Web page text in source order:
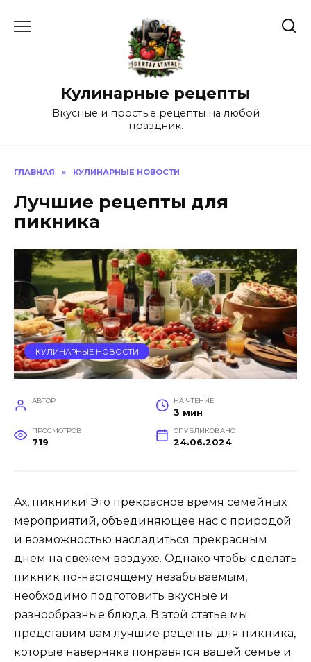
Кулинарные рецепты
Вкусные и простые рецепты на любой
праздник.
ГЛАВНАЯ » КУЛИНАРНЫЕ НОВОСТИ
Лучшие рецепты для
пикника
КУЛИНАРНЫЕ НОВОСТИ
АВТОР НА ЧТЕНИЕ
3 мин
ПРОСМОТРОВ
719
ОПУБЛИКОВАНО
24.06.2024
Ах, пикники! Это прекрасное время семейных
мероприятий, объединяющее нас с природой
и возможностью насладиться прекрасным
днем на свежем воздухе. Однако чтобы сделать
пикник по-настоящему незабываемым,
необходимо подготовить вкусные и
разнообразные блюда. В этой статье мы
представим вам лучшие рецепты для пикника,
которые наверняка понравятся вашей семье и